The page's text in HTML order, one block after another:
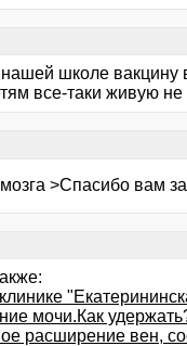
нашей школе вакцину
все-таки живую не
>Спасибо вам
мочи.Как
расширение вен,